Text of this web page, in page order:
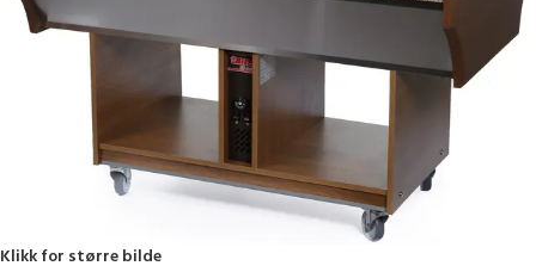
Klikk for større bilde